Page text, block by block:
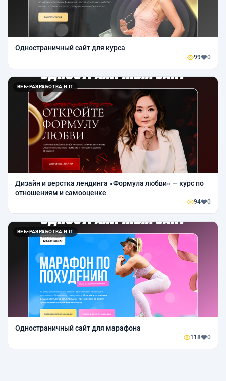
Одностраничный сайт для курса
99 0
ВЕБ-РАЗРАБОТКА И IT
Дизайн и верстка лендинга «Формула любви» — курс по
отношениям и самооценке
94 0
ВЕБ-РАЗРАБОТКА И IT
Одностраничный сайт для марафона
118 0